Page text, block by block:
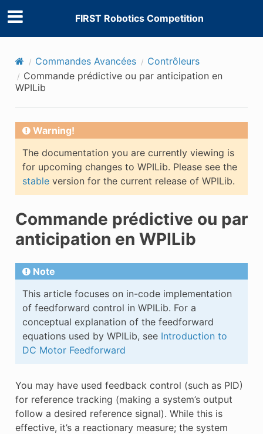
FIRST Robotics Competition
Commandes Avancées
Contrôleurs
Commande prédictive ou par anticipation en
WPILib
Warning!
The documentation you are currently viewing is
for upcoming changes to WPILib. Please see the
stableversion for the current release of WPILib.
Commande prédictive ou par
anticipation en WPILib
Note
This article focuses on in-code implementation
of feedforward control in WPILib. For a
conceptual explanation of the feedforward
equations used by WPILib, see Introduction to
DC Motor Feedforward
You may have used feedback control (such as PID)
for reference tracking (making a system’s output
follow a desired reference signal). While this is
effective, it’s a reactionary measure; the system